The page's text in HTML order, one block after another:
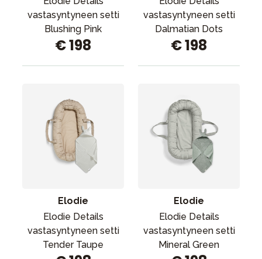
vastasyntyneen setti
Blushing Pink
€ 198
vastasyntyneen setti
Dalmatian Dots
€ 198
Elodie
Elodie Details
vastasyntyneen setti
Tender Taupe
Elodie
Elodie Details
vastasyntyneen setti
Mineral Green
Tavaramerkit
Aurinko ja uinti Outlet
Opas
Ota meihin yhteyttä osoitteessa
Myymälämme